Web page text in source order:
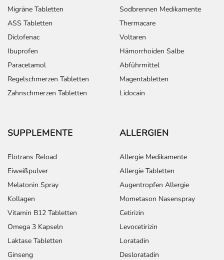
Migräne Tabletten
ASS Tabletten
Diclofenac
Ibuprofen
Paracetamol
Regelschmerzen Tabletten
Zahnschmerzen Tabletten
Sodbrennen Medikamente
Thermacare
Voltaren
Hämorrhoiden Salbe
Abführmittel
Magentabletten
Lidocain
SUPPLEMENTE
Elotrans Reload
Eiweißpulver
Melatonin Spray
Kollagen
Vitamin B12 Tabletten
Omega 3 Kapseln
Laktase Tabletten
Ginseng
ALLERGIEN
Allergie Medikamente
Allergie Tabletten
Augentropfen Allergie
Mometason Nasenspray
Cetirizin
Levocetirizin
Loratadin
Desloratadin